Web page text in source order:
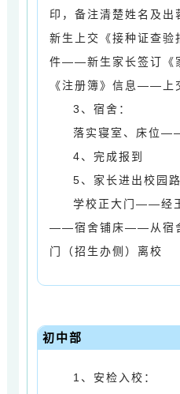
印，备注清楚姓名及出
新生上交《接种证查验
件——新生家长签订《
《注册簿》信息——上
3、 宿舍：
落实寝室、床位
4、 完成报到
5、家长进出校园路
学校正大门 ——经
——宿舍铺床——从宿
门（招生办侧） 离校
初中部
1、安检入校：